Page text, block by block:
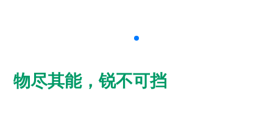
物尽其能，锐不可挡